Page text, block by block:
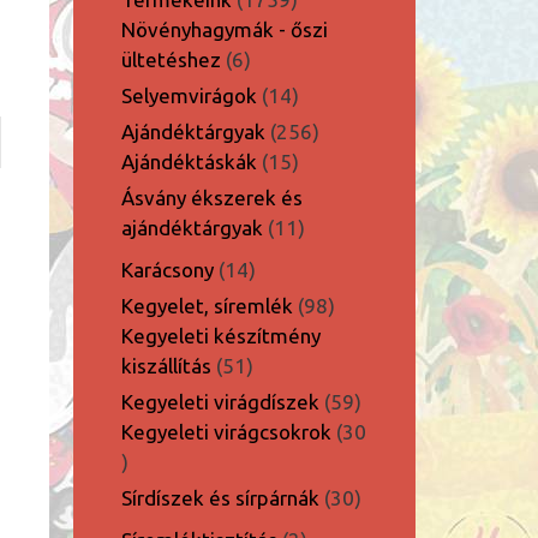
termék
Növényhagymák - őszi
ültetéshez 66
termék
Selyemvirágok 1414
termék
Ajándéktárgyak 256256
Ajándéktáskák 1515
termék
Ásvány ékszerek és
ajándéktárgyak
1111
Karácsony 1414
termék
Kegyelet, síremlék 9898
Kegyeleti készítmény
kiszállítás 5151
termék
Kegyeleti virágdíszek 5959
termék
Kegyeleti virágcsokrok 30
30
termék
Sírdíszek és sírpárnák 3030